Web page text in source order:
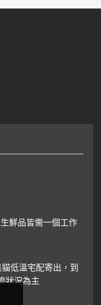
鮮品皆需一個工作
低溫宅配寄出，到
狀況為主